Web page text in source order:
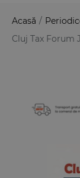
Acasă /
Cluj Tax Forum